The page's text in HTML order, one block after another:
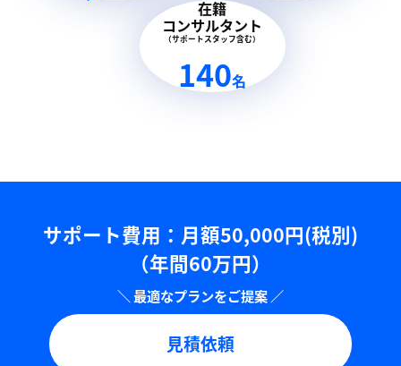
在籍
コンサルタント
（サポートスタッフ含む）
140名
サポート費用：⽉額50,000円(税別)
（年間60万円）
見積依頼